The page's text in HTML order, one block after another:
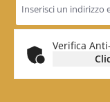
e-
*
Verifica